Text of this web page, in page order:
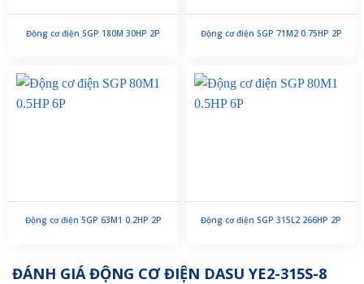
Động cơ điện SGP 180M 30HP 2P Động cơ điện SGP 71M2 0.75HP 2P
Động cơ điện SGP 63M1 0.2HP 2P Động cơ điện SGP 315L2 266HP 2P
ĐÁNH GIÁ ĐỘNG CƠ ĐIỆN DASU YE2-315S-8